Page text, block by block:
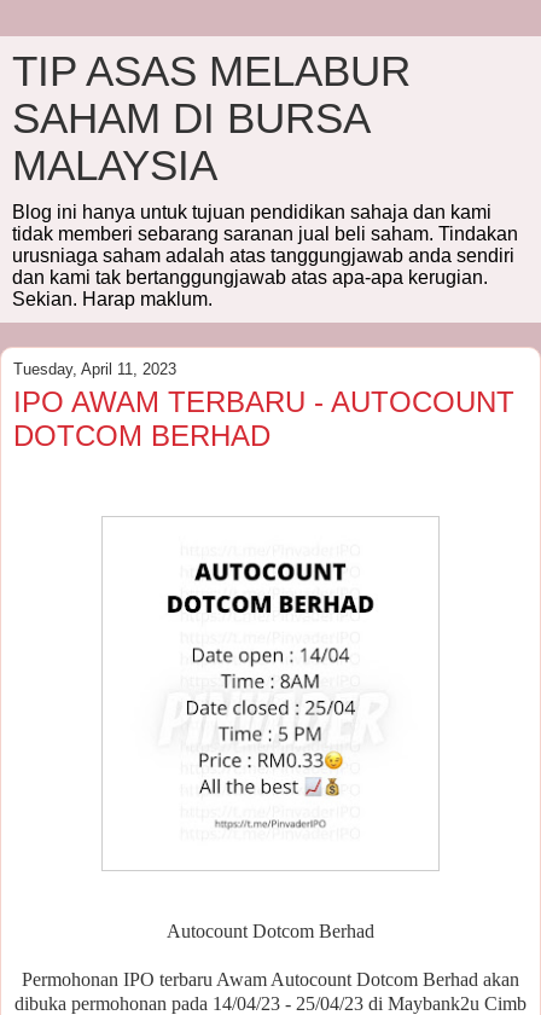
TIP ASAS MELABUR
SAHAM DI BURSA
MALAYSIA
Blog ini hanya untuk tujuan pendidikan sahaja dan kami
tidak memberi sebarang saranan jual beli saham. Tindakan
urusniaga saham adalah atas tanggungjawab anda sendiri
dan kami tak bertanggungjawab atas apa-apa kerugian.
Sekian. Harap maklum.
Tuesday, April 11, 2023
IPO AWAM TERBARU - AUTOCOUNT
DOTCOM BERHAD
Autocount Dotcom Berhad
Permohonan IPO terbaru Awam Autocount Dotcom Berhad akan
dibuka permohonan pada 14/04/23 - 25/04/23 di Maybank2u Cimb